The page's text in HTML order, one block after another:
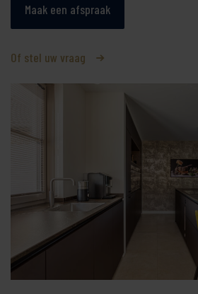
Maak een afspraak
Of stel uw vraag